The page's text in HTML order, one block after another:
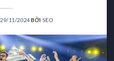
29/11/2024 BỞI SEO